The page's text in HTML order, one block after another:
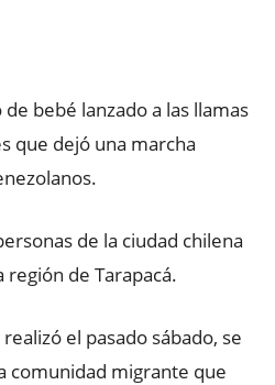
bebé lanzado a las llamas
que dejó una marcha
de la ciudad chilena
región de Tarapacá.
el pasado sábado, se
comunidad migrante que